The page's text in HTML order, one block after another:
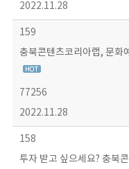
2022.11.28
159
충북콘텐츠코리아랩, 문화
77256
2022.11.28
158
투자 받고 싶으세요? 충북